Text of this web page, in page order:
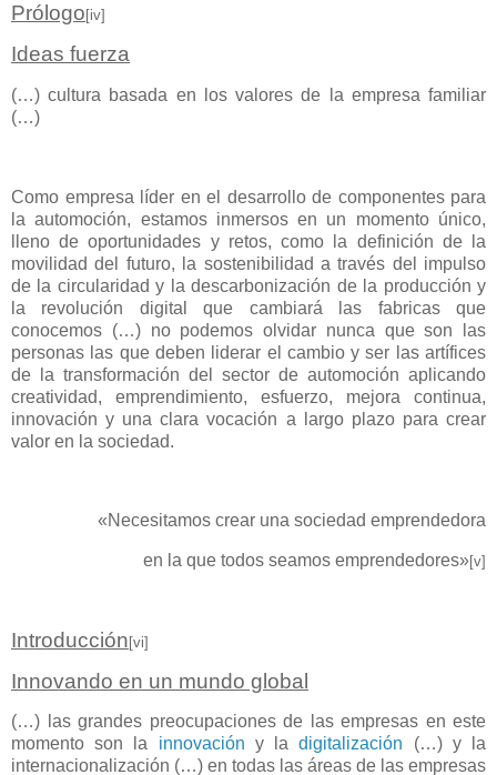
Prólogo [iv]
Ideas fuerza
(…) cultura basada en los valores de la empresa familiar
(…)
Como empresa líder en el desarrollo de componentes para
la automoción, estamos inmersos en un momento único,
lleno de oportunidades y retos, como la definición de la
movilidad del futuro, la sostenibilidad a través del impulso
de la circularidad y la descarbonización de la producción y
la revolución digital que cambiará las fabricas que
conocemos (…) no podemos olvidar nunca que son las
personas las que deben liderar el cambio y ser las artífices
de la transformación del sector de automoción aplicando
creatividad, emprendimiento, esfuerzo, mejora continua,
innovación y una clara vocación a largo plazo para crear
valor en la sociedad.
«Necesitamos crear una sociedad emprendedora
en la que todos seamos emprendedores»[v]
Introducción [vi]
Innovando en un mundo global
(…) las grandes preocupaciones de las empresas en este
momento son la innovación y ladigitalización (…) y la
internacionalización (…) en todas las áreas de las empresas